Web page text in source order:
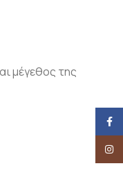
μέγεθος της